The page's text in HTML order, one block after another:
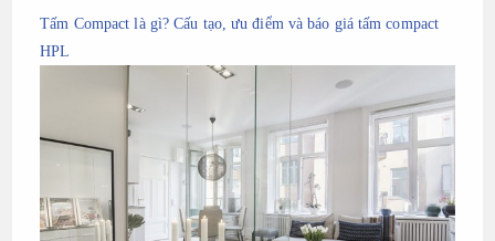
Tấm Compact là gì? Cấu tạo, ưu điểm và báo giá tấm compact
HPL